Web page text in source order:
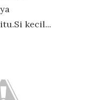
kecil...